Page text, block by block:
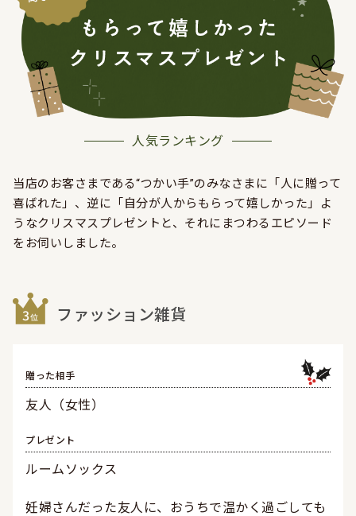
人気ランキング
当店のお客さまである“つかい手”のみなさまに 「人に贈って
喜ばれた」、逆に「自分が人からもらって嬉しかった」よ
うなクリスマスプレゼントと、それにまつわるエピソード
をお伺いしました。
ファッション雑貨
贈った相手
友人（女性）
プレゼント
ルームソックス
妊婦さんだった友人に、おうちで温かく過ごしても